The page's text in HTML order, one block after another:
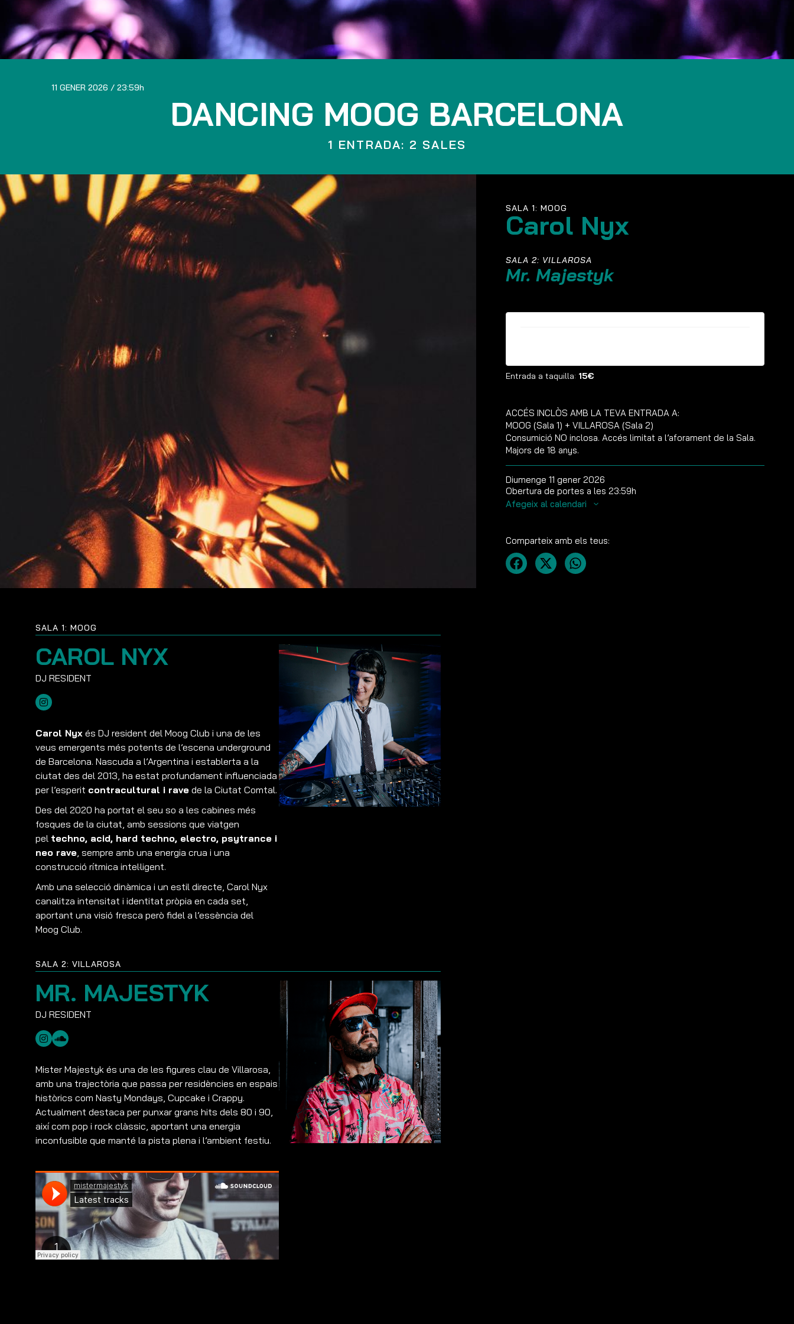
11 GENER 2026 23:59
DANCING MOOG BARCELONA
1 ENTRADA: 2 SALES
SALA 1: MOOG
CAROL NYX
Carol Nyx és DJ resident del Moog Club i una de les
veus emergents més potents de l’escena underground
de Barcelona. Nascuda a l’Argentina i establerta a la
ciutat des del 2013, ha estat profundament influenciada
per l’esperit contracultural i rave de la Ciutat Comtal.
Des del 2020 ha portat el seu so a les cabines més
fosques de la ciutat, amb sessions que viatgen
pel techno, acid, hard techno, electro, psytrance i
neo rave, sempre amb una energia crua i una
construcció rítmica intel·ligent.
Amb una selecció dinàmica i un estil directe, Carol Nyx
canalitza intensitat i identitat pròpia en cada set,
aportant una visió fresca però fidel a l’essència del
Moog Club.
SALA 2: VILLAROSA
MR. MAJESTYK
Mister Majestyk és una de les figures clau de Villarosa,
amb una trajectòria que passa per residències en espais
històrics com Nasty Mondays, Cupcake i Crappy.
Actualment destaca per punxar grans hits dels 80 i 90,
així com pop i rock clàssic, aportant una energia
inconfusible que manté la pista plena i l’ambient festiu.
SALA 1: MOOG
Carol Nyx
SALA 2: VILLAROSA
Mr. Majestyk
Entrada a taquilla: 15€
ACCÉS INCLÒS AMB LA TEVA ENTRADA A:
MOOG (Sala 1) + VILLAROSA (Sala 2)
Consumició NO inclosa. Accés limitat a l’aforament de la Sala.
Majors de 18 anys.
Diumenge 11 gener 2026
Obertura de portes a les 23:59h
Afegeix al calendari
Comparteix amb els teus: